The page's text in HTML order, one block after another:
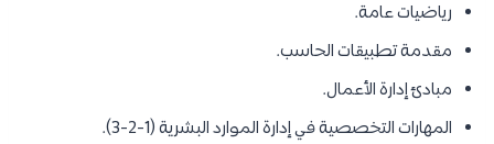
رياضيات عامة.
مقدمة تطبيقات الحاسب.
مبادئ إدارة الأعمال.
المهارات التخصصية في إدارة الموارد البشرية (1-2-3).